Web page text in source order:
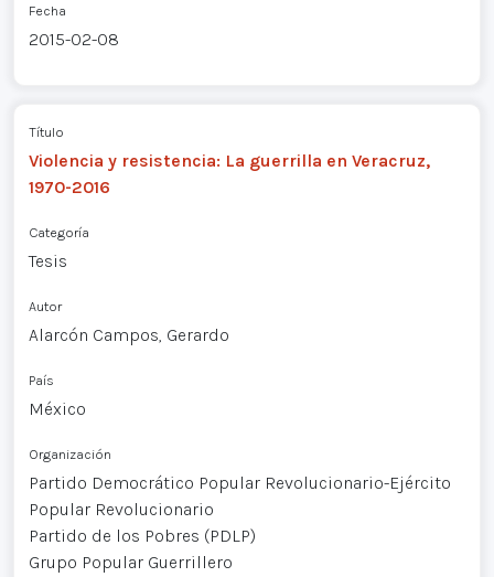
Fecha
2015-02-08
Título
Violencia y resistencia: La guerrilla en Veracruz,
1970-2016
Categoría
Tesis
Autor
Alarcón Campos, Gerardo
País
México
Organización
Partido Democrático Popular Revolucionario-Ejército
Popular Revolucionario
Partido de los Pobres (PDLP)
Grupo Popular Guerrillero